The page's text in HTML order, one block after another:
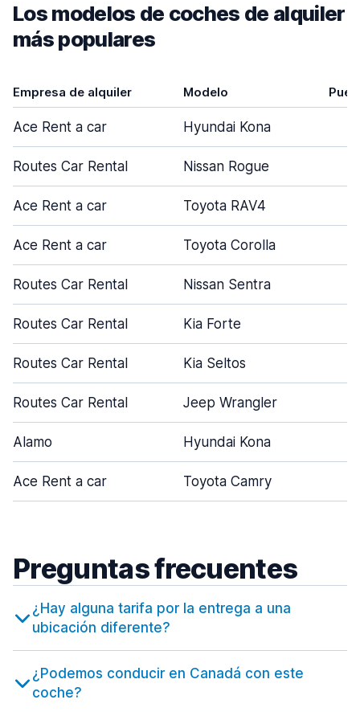
Los modelos de coches de alquiler
más populares
Empresa de alquiler Modelo
Ace Rent a car Hyundai Kona
Routes Car Rental Nissan Rogue
Ace Rent a car Toyota RAV4
Ace Rent a car Toyota Corolla
Routes Car Rental Nissan Sentra
Routes Car Rental Kia Forte
Routes Car Rental Kia Seltos
Routes Car Rental Jeep Wrangler
Alamo Hyundai Kona
Ace Rent a car Toyota Camry
Preguntas frecuentes
¿Hay alguna tarifa por la entrega a una
ubicación diferente?
¿Podemos conducir en Canadá con este
coche?